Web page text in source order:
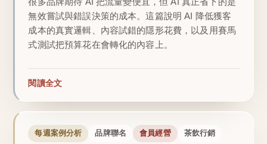
無效嘗試與錯誤決策的成本。這篇說明 AI 降低獲客
成本的真實邏輯、內容試錯的隱形花費，以及用賽馬
式測試把預算花在會轉化的內容上。
閱讀全文
每週案例分析 品牌聯名 會員經營 茶飲行銷